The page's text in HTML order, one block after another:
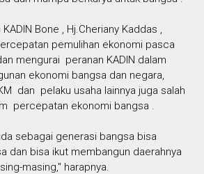
Bone , Hj.Cheriany Kaddas ,
pemulihan ekonomi pasca
mengurai peranan KADIN dalam
ekonomi bangsa dan negara,
dan pelaku usaha lainnya juga salah
percepatan ekonomi bangsa .
sebagai generasi bangsa bisa
dan bisa ikut membangun daerahnya
masing," harapnya.